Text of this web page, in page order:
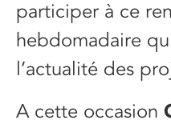
participer à ce
hebdomadaire
l’actualité des
A cette occasion